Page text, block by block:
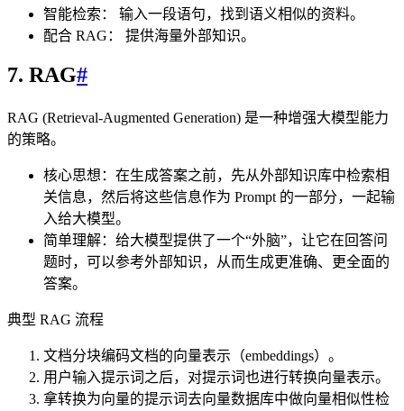
智能检索： 输入一段语句，找到语义相似的资料。
配合 RAG： 提供海量外部知识。
7. RAG#
RAG (Retrieval-Augmented Generation) 是一种增强大模型能力
的策略。
核心思想：在生成答案之前，先从外部知识库中检索相
关信息，然后将这些信息作为 Prompt 的一部分，一起输
入给大模型。
简单理解：给大模型提供了一个“外脑”，让它在回答问
题时，可以参考外部知识，从而生成更准确、更全面的
答案。
典型 RAG 流程
文档分块编码文档的向量表示（embeddings）。
用户输入提示词之后，对提示词也进行转换向量表示。
拿转换为向量的提示词去向量数据库中做向量相似性检